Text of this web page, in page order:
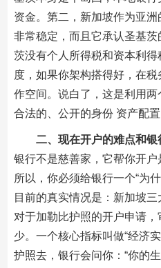
资金。第二，新加坡作为亚
非常稳定，而且它承认圣基
茨没有个人所得税和资本利
度，如果你架构搭得好，在
作空间。说白了，这是利用
合法的、公开的身份 资产配置
二、现在开户的难点和银
银行不是慈善家，它帮你开户
所以，你必须给银行一个“为
目前的真实情况是：新加坡三
对于加勒比护照的开户申请
少。一个核心指标叫做“经济
护照去，银行会问你：“你的